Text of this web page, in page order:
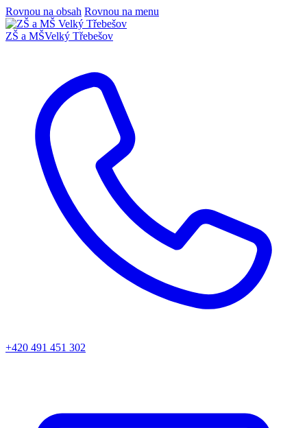
Rovnou na obsah Rovnou na menu
ZŠ a MŠVelký Třebešov
+420 491 451 302